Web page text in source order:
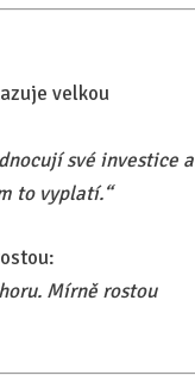
velkou
své investice a
to vyplatí.“
Mírně rostou